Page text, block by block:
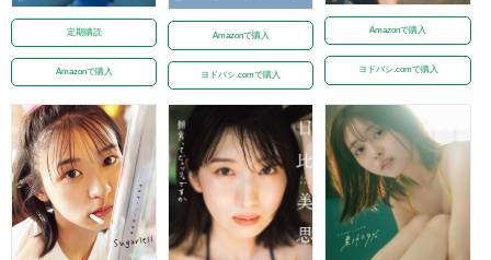
定期購読
Amazonで購入
Amazonで購入
ヨドバシ.comで購入
Amazonで購入
ヨドバシ.comで購入